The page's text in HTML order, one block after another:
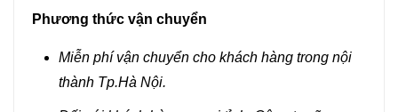
Phương thức vận chuyển
Miễn phí vận chuyển cho khách hàng trong nội
thành Tp.Hà Nội.